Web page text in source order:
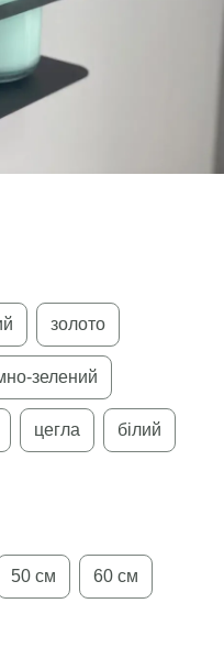
золото
зелений
цегла білий
50 см 60 см